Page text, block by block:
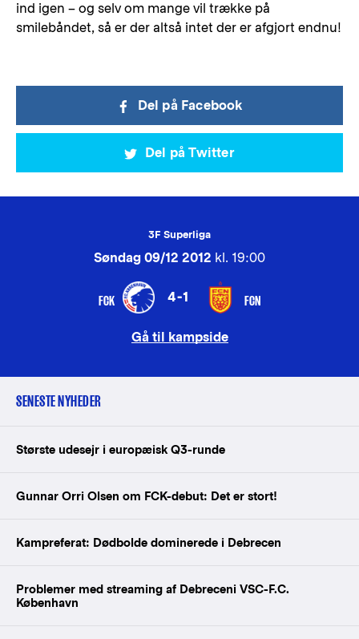
ind igen – og selv om mange vil trække på
smilebåndet, så er der altså intet der er afgjort endnu!
Del på Facebook
Del på Twitter
3F Superliga
Søndag 09/12 2012 kl. 19:00
FCK 4-1 FCN
Gå til kampside
SENESTE NYHEDER
Største udesejr i europæisk Q3-runde
Gunnar Orri Olsen om FCK-debut: Det er stort!
Kampreferat: Dødbolde dominerede i Debrecen
Problemer med streaming af Debreceni VSC-F.C.
København